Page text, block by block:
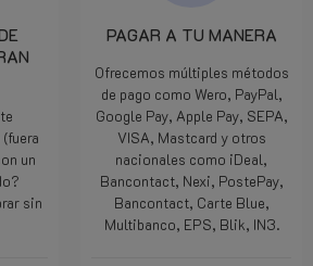
un
sin
PAGAR A TU MANERA
Ofrecemos múltiples métodos
de pago como Wero, PayPal,
Google Pay, Apple Pay, SEPA,
VISA, Mastcard y otros
nacionales como iDeal,
Bancontact, Nexi, PostePay,
Bancontact, Carte Blue,
Multibanco, EPS, Blik, IN3.